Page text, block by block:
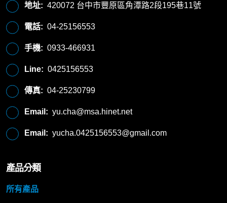
地址: 420072 台中市豐原區角潭路2段195巷11號
電話: 04-25156553
手機: 0933-466931
Line: 0425156553
傳真: 04-25230799
Email: yu.cha@msa.hinet.net
Email: yucha.0425156553@gmail.com
產品分類
所有產品